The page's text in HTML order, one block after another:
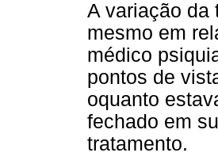
A variação da
mesmo em
médico
pontos de
oquanto
fechado em
tratamento.